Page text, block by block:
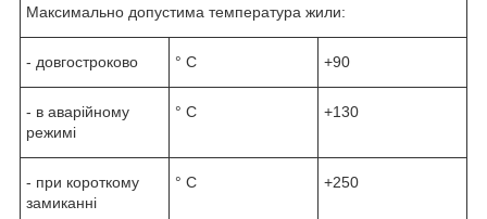
Максимально допустима температура жили:
- довгостроково ° С +90
- в аварійному
режимі
° С +130
- при короткому
замиканні
° С +250